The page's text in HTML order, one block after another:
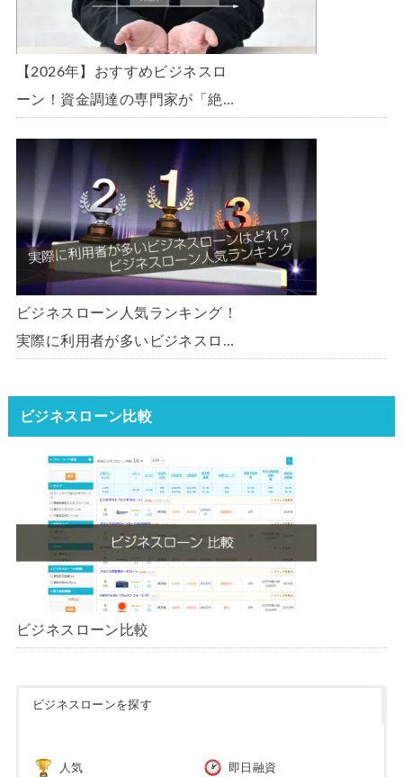
【2026年】おすすめビジネスロ
ーン！資金調達の専門家が「絶
ーン・事業者ローン・商工ローン
ランキング
ビジネスローン人気ランキング！
実際に利用者が多いビジネスロー
ータ】【2026年版】
ビジネスローン比較
ビジネスローン比較
ビジネスローンを探す
人気 即日融資